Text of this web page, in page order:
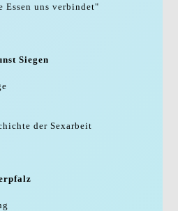
uns verbindet"
Siegen
der Sexarbeit